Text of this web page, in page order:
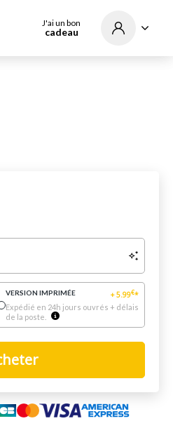
J'ai un bon
cadeau
VERSION IMPRIMÉE +5.99€*
Expédié en 24h jours ouvrés + délais
de la poste.